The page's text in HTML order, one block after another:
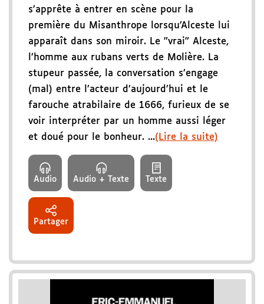
s’apprête à entrer en scène pour la
première du Misanthrope lorsqu’Alceste lui
apparaît dans son miroir. Le "vrai" Alceste,
l’homme aux rubans verts de Molière. La
stupeur passée, la conversation s’engage
(mal) entre l’acteur d’aujourd’hui et le
farouche atrabilaire de 1666, furieux de se
voir interpréter par un homme aussi léger
et doué pour le bonheur. ...(Lire la suite)
Audio Audio + Texte Texte
Partager